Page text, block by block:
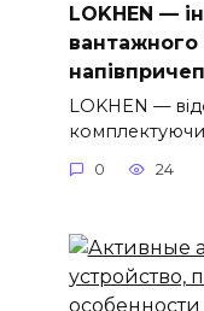
LOKHEN —
вантажного
LOKHEN —
0 24